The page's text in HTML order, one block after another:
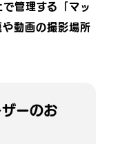
管理する「マッ
や動画の撮影場所
ーのお